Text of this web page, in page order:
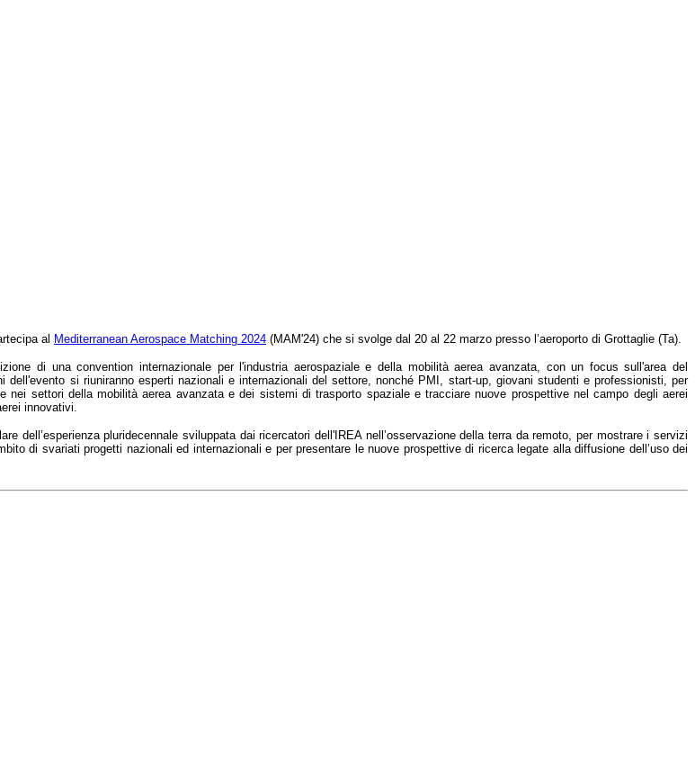
al Mediterranean Aerospace Matching 2024 (MAM'24) che si svolge dal 20 al 22 marzo presso l’aeroporto di Grottaglie (Ta).
di una convention internazionale per l'industria aerospaziale e della mobilità aerea avanzata, con un focus sull'area del
dell'evento si riuniranno esperti nazionali e internazionali del settore, nonché PMI, start-up, giovani studenti e professionisti, per
nei settori della mobilità aerea avanzata e dei sistemi di trasporto spaziale e tracciare nuove prospettive nel campo degli aerei
innovativi.
dell’esperienza pluridecennale sviluppata dai ricercatori dell'IREA nell’osservazione della terra da remoto, per mostrare i servizi
di svariati progetti nazionali ed internazionali e per presentare le nuove prospettive di ricerca legate alla diffusione dell’uso dei